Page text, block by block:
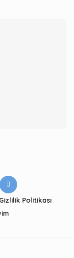
Gizlilik Politikası